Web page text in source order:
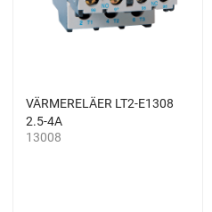
VÄRMERELÄER LT2-E1308
2.5-4A
13008